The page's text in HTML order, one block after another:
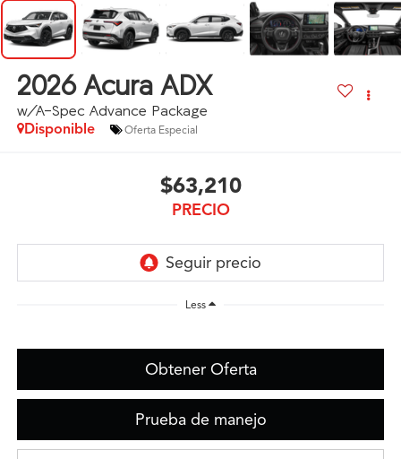
2026 Acura ADX
w/A-Spec Advance Package
Disponible Oferta Especial
$63,210
PRECIO
Less
Obtener Oferta
Prueba de manejo